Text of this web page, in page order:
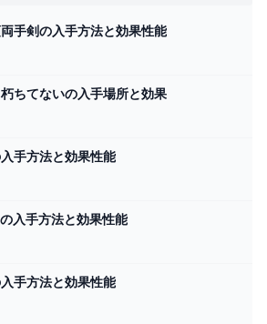
手剣の入手方法と効果性能
ちてないの入手場所と効果
手方法と効果性能
入手方法と効果性能
手方法と効果性能